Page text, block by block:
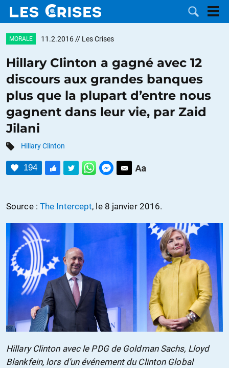
DOSSIERS
CATÉGORIES
NOUS
MORALE 11.2.2016 // Les Crises
Hillary Clinton a gagné avec 12
discours aux grandes banques
plus que la plupart d’entre nous
gagnent dans leur vie, par Zaid
Jilani
Hillary Clinton
194
Source : The Intercept, le 8 janvier 2016.
Hillary Clinton avec le PDG de Goldman Sachs, Lloyd
Blankfein, lors d’un événement du Clinton Global